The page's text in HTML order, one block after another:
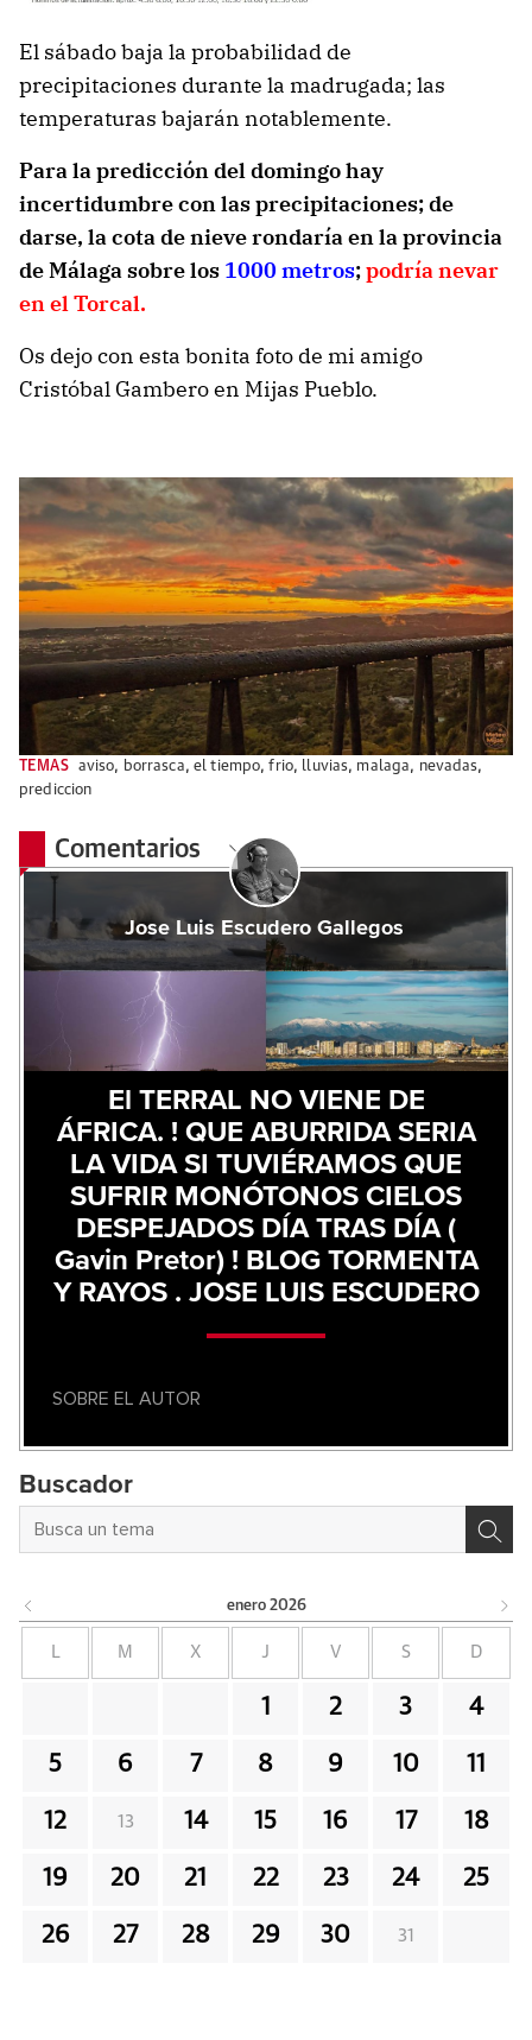
El sábado baja la probabilidad de
precipitaciones durante la madrugada; las
temperaturas bajarán notablemente.
Para la predicción del domingo hay
incertidumbre con las precipitaciones; de
darse, la cota de nieve rondaría en la provincia
de Málaga sobre los 1000 metros;podría nevar
en el Torcal.
Os dejo con esta bonita foto de mi amigo
Cristóbal Gambero en Mijas Pueblo.
TEMAS aviso, borrasca,el tiempo,frio, lluvias, malaga, nevadas,
prediccion
Comentarios
Jose Luis Escudero Gallegos
El TERRAL NO VIENE DE
ÁFRICA. ! QUE ABURRIDA SERIA
LA VIDA SI TUVIÉRAMOS QUE
SUFRIR MONÓTONOS CIELOS
DESPEJADOS DÍA TRAS DÍA (
Gavin Pretor) ! BLOG TORMENTA
Y RAYOS . JOSE LUIS ESCUDERO
SOBRE EL AUTOR
Buscador
enero 2026
M X J V S D
1 2 3 4
5 6 7 8 9 10 11
12 13 14 15 16 17 18
19 20 21 22 23 24 25
26 27 28 29 30 31